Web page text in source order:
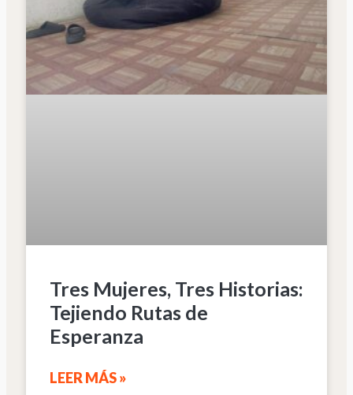
Tres Mujeres, Tres Historias:
Tejiendo Rutas de
Esperanza
LEER MÁS »